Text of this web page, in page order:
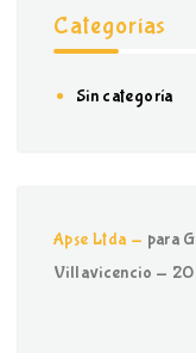
Categorías
Sin categoría
Apse Ltda - para
Villavicencio -